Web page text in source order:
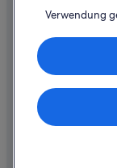
Expedia-Gutschein
Internationale
© 2026 Expedia,
vorbehalten.
Verwendung
Speichern
Endgerät.
von
Liste der